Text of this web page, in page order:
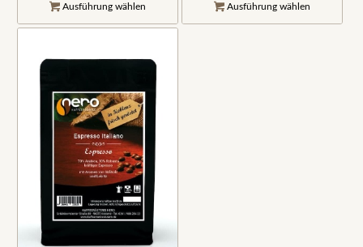
Ausführung wählen Ausführung wählen